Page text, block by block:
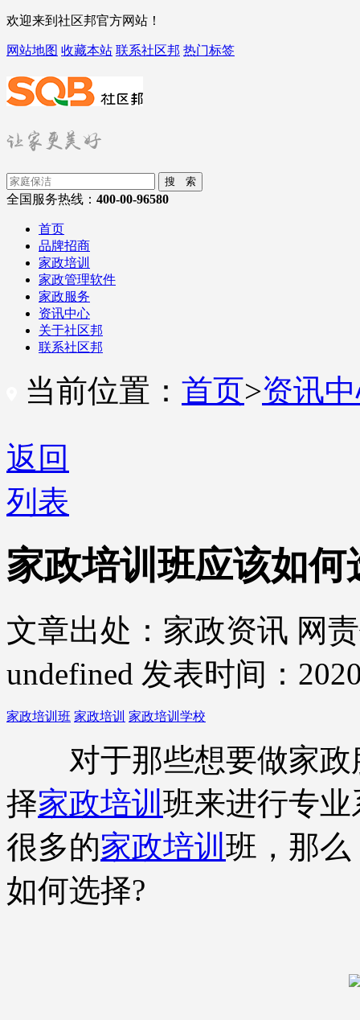
欢迎来到社区邦官方网站！
网站地图 收藏本站 联系社区邦 热门标签
搜 索
全国服务热线： 400-00-96580
首页
品牌招商
家政培训
家政管理软件
家政服务
资讯中心
关于社区邦
联系社区邦
当前位置： 首页>资讯
返回
列表
家政培训班应该如
文章出处：家政资讯 网
undefined 发表时间：
家政培训班 家政培训 家政培训学校
对于那些想要做家政
择家政培训 班来进行专
很多的家政培训 班，那
如何选择?